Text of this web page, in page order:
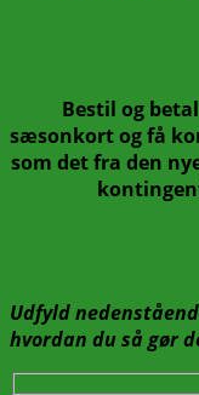
Bestil og
sæsonkort og få
som det fra den
Udfyld
hvordan du så gør